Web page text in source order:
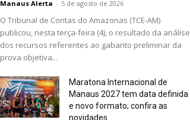
Manaus Alerta - 5 de agosto de 2026
O Tribunal de Contas do Amazonas (TCE-AM)
publicou, nesta terça-feira (4), o resultado da análise
dos recursos referentes ao gabarito preliminar da
prova objetiva...
Maratona Internacional de
Manaus 2027 tem data definida
e novo formato; confira as
novidades